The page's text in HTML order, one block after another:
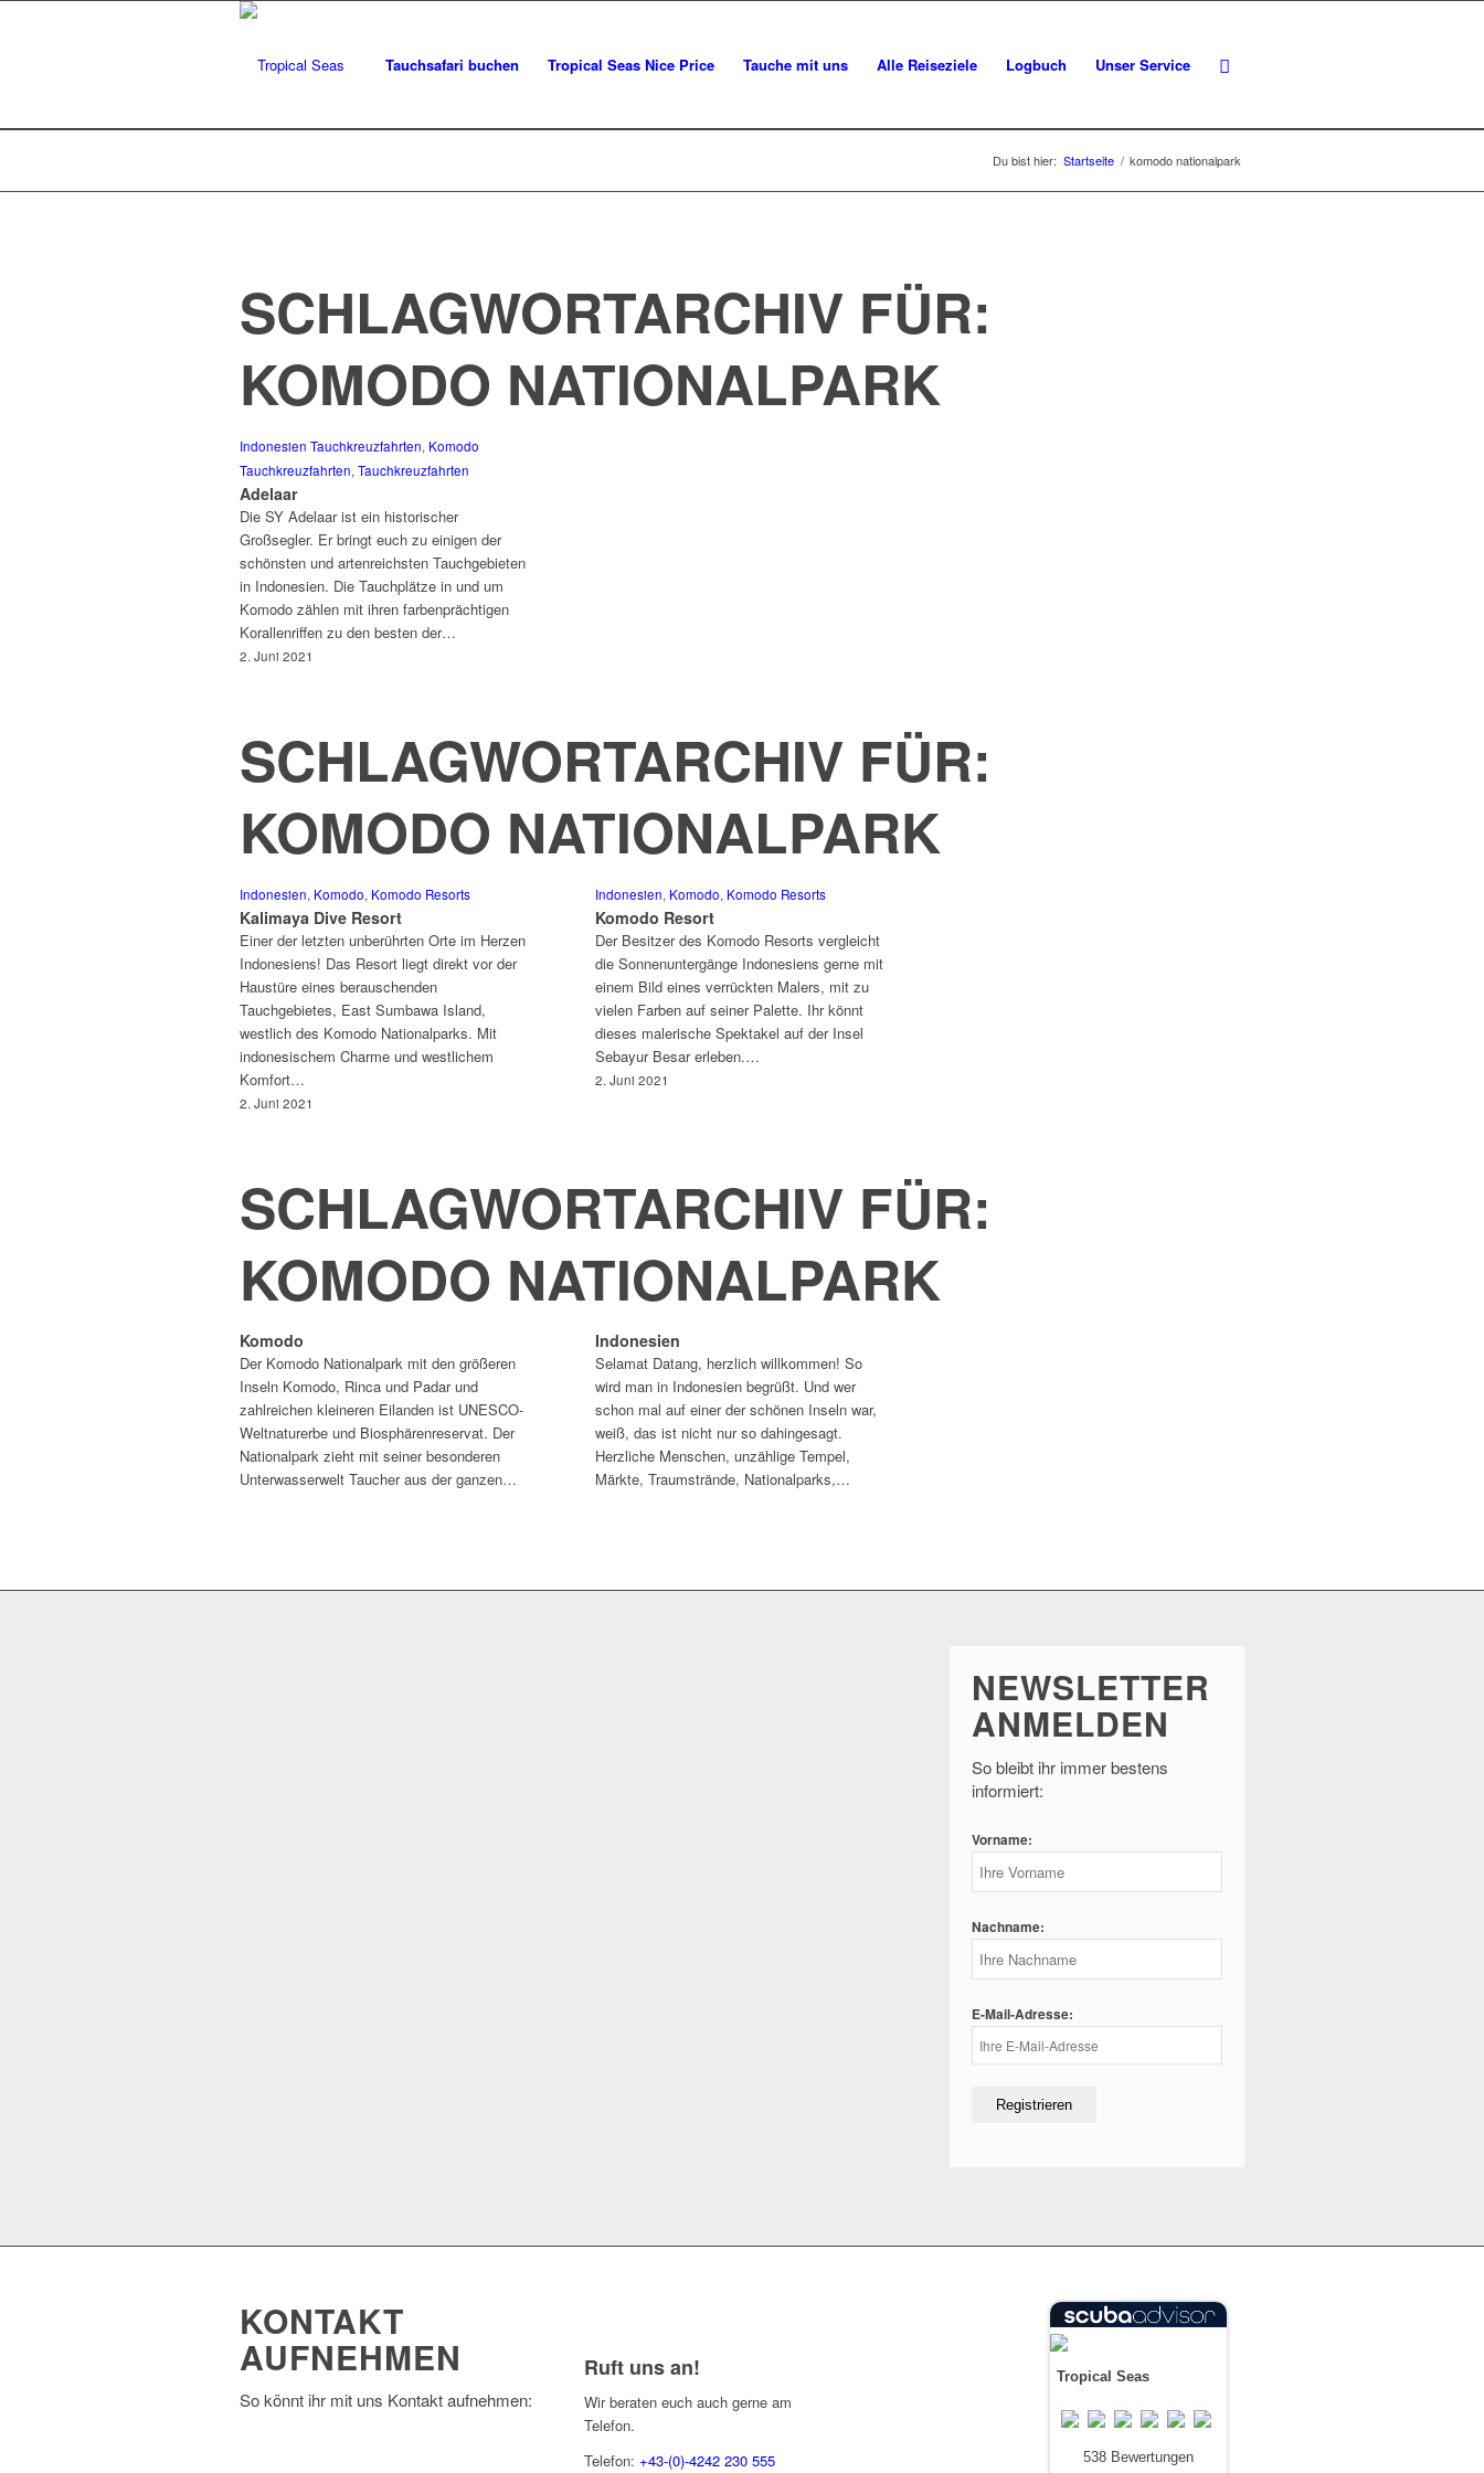
Tauchsafari buchen Tropical Seas Nice Price Tauche mit uns Alle Reiseziele Logbuch Unser Service
Du bist hier: Startseite / komodo nationalpark
SCHLAGWORTARCHIV FÜR:
KOMODO NATIONALPARK
Indonesien Tauchkreuzfahrten, Komodo
Tauchkreuzfahrten, Tauchkreuzfahrten
Adelaar
Die SY Adelaar ist ein historischer
Großsegler. Er bringt euch zu einigen der
schönsten und artenreichsten Tauchgebieten
in Indonesien. Die Tauchplätze in und um
Komodo zählen mit ihren farbenprächtigen
Korallenriffen zu den besten der…
2. Juni 2021
SCHLAGWORTARCHIV FÜR:
KOMODO NATIONALPARK
Indonesien, Komodo, Komodo Resorts
Kalimaya Dive Resort
Einer der letzten unberührten Orte im Herzen
Indonesiens! Das Resort liegt direkt vor der
Haustüre eines berauschenden
Tauchgebietes, East Sumbawa Island,
westlich des Komodo Nationalparks. Mit
indonesischem Charme und westlichem
Komfort…
2. Juni 2021
Indonesien, Komodo, Komodo Resorts
Komodo Resort
Der Besitzer des Komodo Resorts vergleicht
die Sonnenuntergänge Indonesiens gerne mit
einem Bild eines verrückten Malers, mit zu
vielen Farben auf seiner Palette. Ihr könnt
dieses malerische Spektakel auf der Insel
Sebayur Besar erleben.…
2. Juni 2021
SCHLAGWORTARCHIV FÜR:
KOMODO NATIONALPARK
Komodo
Der Komodo Nationalpark mit den größeren
Inseln Komodo, Rinca und Padar und
zahlreichen kleineren Eilanden ist UNESCO-
Weltnaturerbe und Biosphärenreservat. Der
Nationalpark zieht mit seiner besonderen
Unterwasserwelt Taucher aus der ganzen…
Indonesien
Selamat Datang, herzlich willkommen! So
wird man in Indonesien begrüßt. Und wer
schon mal auf einer der schönen Inseln war,
weiß, das ist nicht nur so dahingesagt.
Herzliche Menschen, unzählige Tempel,
Märkte, Traumstrände, Nationalparks,…
NEWSLETTER
ANMELDEN
So bleibt ihr immer bestens
informiert:
Vorname:
Nachname:
E-Mail-Adresse:
KONTAKT
AUFNEHMEN
So könnt ihr mit uns Kontakt aufnehmen:
Ruft uns an!
Wir beraten euch auch gerne am
Telefon.
Telefon:+43-(0)-4242 230 555
Tropical Seas
538 Bewertungen